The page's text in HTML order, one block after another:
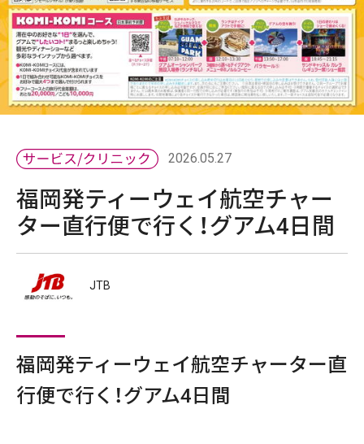
2026.05.27
福岡発ティーウェイ航空チャー
ター直行便で行く！グアム4日間
JTB
福岡発ティーウェイ航空チャーター直
行便で行く！グアム4日間